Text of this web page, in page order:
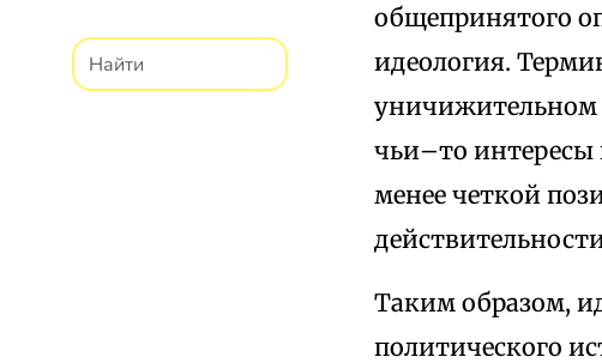
общепринятого
идеология.
уничижительном
чьи–то интересы
менее четкой
Таким образом,
политического